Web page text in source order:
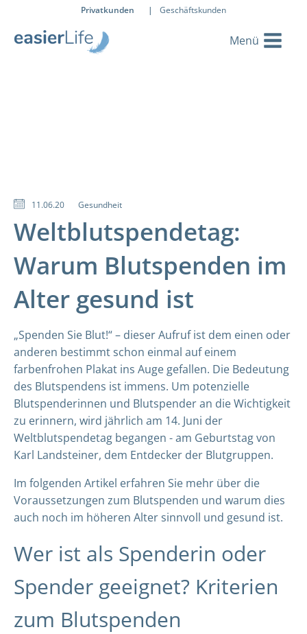
Privatkunden | Geschäftskunden
11.06.20 Gesundheit
Weltblutspendetag:
Warum Blutspenden im
Alter gesund ist
„Spenden Sie Blut!“ – dieser Aufruf ist dem einen oder
anderen bestimmt schon einmal auf einem
farbenfrohen Plakat ins Auge gefallen. Die Bedeutung
des Blutspendens ist immens. Um potenzielle
Blutspenderinnen und Blutspender an die Wichtigkeit
zu erinnern, wird jährlich am 14. Juni der
Weltblutspendetag begangen - am Geburtstag von
Karl Landsteiner, dem Entdecker der Blutgruppen.
Im folgenden Artikel erfahren Sie mehr über die
Voraussetzungen zum Blutspenden und warum dies
auch noch im höheren Alter sinnvoll und gesund ist.
Wer ist als Spenderin oder
Spender geeignet? Kriterien
zum Blutspenden